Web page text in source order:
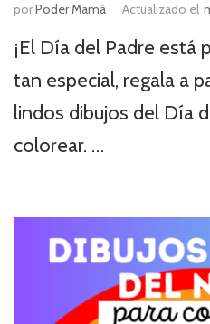
porPoder Mamá Actualizado el
¡El Día del Padre está
tan especial, regala a
lindos dibujos del Día
colorear. …